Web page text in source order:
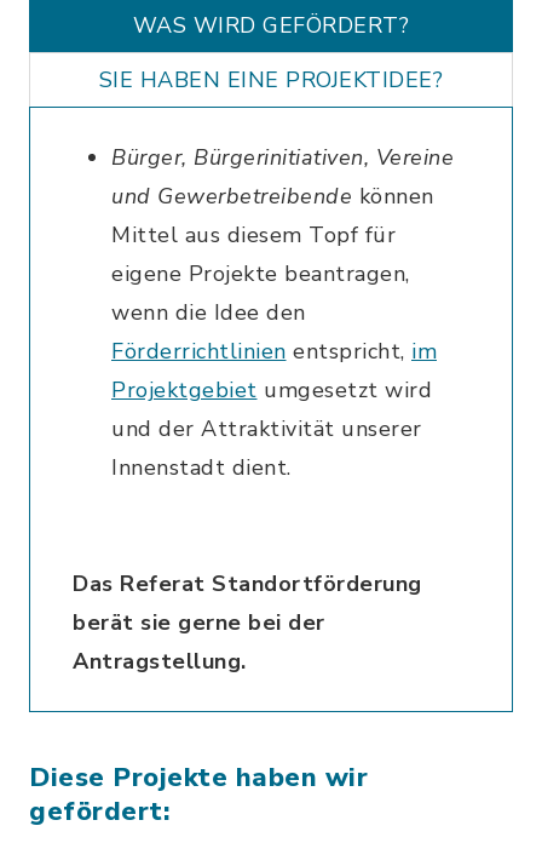
WAS WIRD GEFÖRDERT?
SIE HABEN EINE PROJEKTIDEE?
Bürger, Bürgerinitiativen, Vereine
und Gewerbetreibende können
Mittel aus diesem Topf für
eigene Projekte beantragen,
wenn die Idee den
Förderrichtlinien entspricht, im
Projektgebiet umgesetzt wird
und der Attraktivität unserer
Innenstadt dient.
Das Referat Standortförderung
berät sie gerne bei der
Antragstellung.
Diese Projekte haben wir
gefördert: